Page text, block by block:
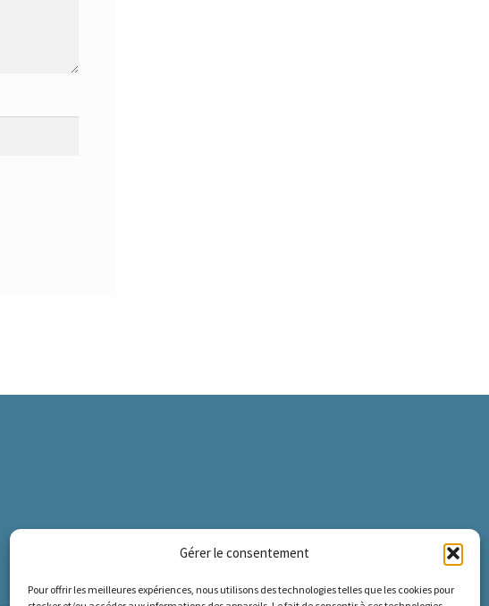
Gérer le consentement
Pour offrir les meilleures expériences, nous utilisons des technologies telles que les cookies pour